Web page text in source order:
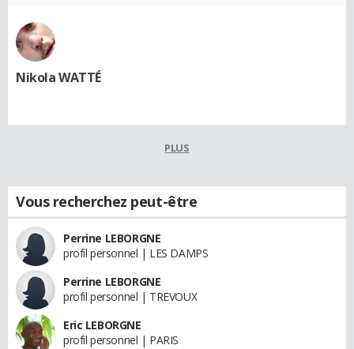
Nikola WATTÉ
PLUS
Vous recherchez peut-être
Perrine LEBORGNE
profil personnel | LES DAMPS
Perrine LEBORGNE
profil personnel | TREVOUX
Eric LEBORGNE
profil personnel | PARIS